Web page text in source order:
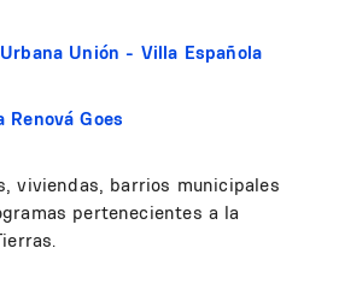
Unión - Villa Española
Renová Goes
viviendas, barrios municipales
pertenecientes a la